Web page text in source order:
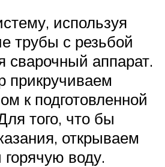
используя
трубы с резьбой
сварочный аппарат.
прикручиваем
к подготовленной
того, что бы
открываем
воду.